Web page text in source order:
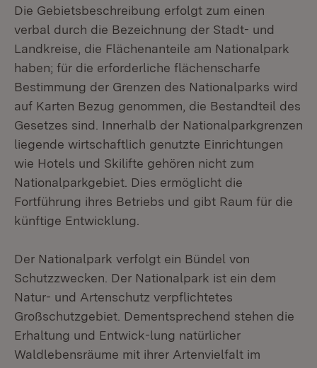
Die Gebietsbeschreibung erfolgt zum einen
verbal durch die Bezeichnung der Stadt- und
Landkreise, die Flächenanteile am Nationalpark
haben; für die erforderliche flächenscharfe
Bestimmung der Grenzen des Nationalparks wird
auf Karten Bezug genommen, die Bestandteil des
Gesetzes sind. Innerhalb der Nationalparkgrenzen
liegende wirtschaftlich genutzte Einrichtungen
wie Hotels und Skilifte gehören nicht zum
Nationalparkgebiet. Dies ermöglicht die
Fortführung ihres Betriebs und gibt Raum für die
künftige Entwicklung.
Der Nationalpark verfolgt ein Bündel von
Schutzzwecken. Der Nationalpark ist ein dem
Natur- und Artenschutz verpflichtetes
Großschutzgebiet. Dementsprechend stehen die
Erhaltung und Entwick-lung natürlicher
Waldlebensräume mit ihrer Artenvielfalt im